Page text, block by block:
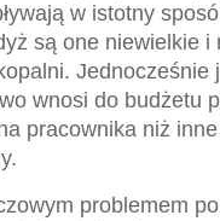
w istotny
są one niewielkie i
Jednocześnie
wnosi do budżetu
pracownika niż
problemem